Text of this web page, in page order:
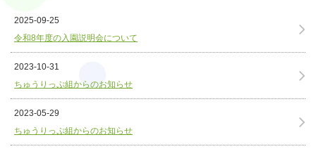
2025-09-25
令和8年度の入園説明会について
2023-10-31
ちゅうりっぷ組からのお知らせ
2023-05-29
ちゅうりっぷ組からのお知らせ